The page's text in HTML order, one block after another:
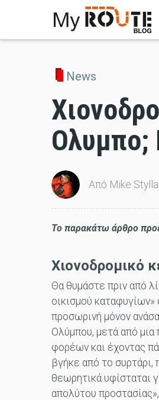
News
Ολυμπο;
Από Mike
To παρακάτω άρθρο
Χιονοδρομικό
Θα θυμάστε πριν από
οικισμού
προσωρινή μόνον
Ολύμπου, μετά από
φορέων και έχοντας
βγήκε από το
θεωρητικά υφίσταται
απολύτου